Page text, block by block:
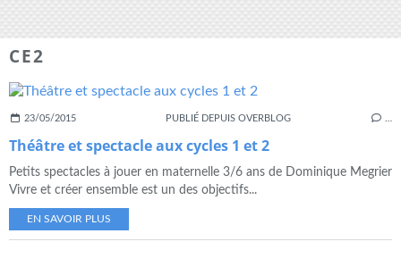
CE2
23/05/2015 PUBLIÉ DEPUIS OVERBLOG
Théâtre et spectacle aux cycles 1 et 2
Petits spectacles à jouer en maternelle 3/6 ans de Dominique Megrier
Vivre et créer ensemble est un des objectifs...
EN SAVOIR PLUS